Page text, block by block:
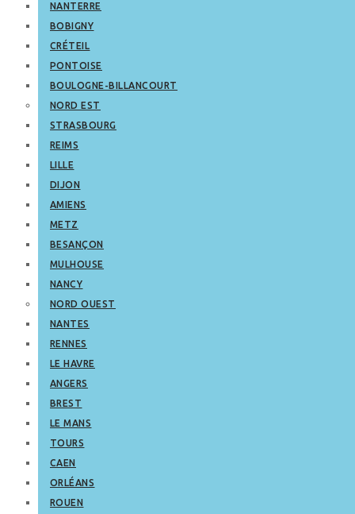
NANTERRE
BOBIGNY
CRÉTEIL
PONTOISE
BOULOGNE-BILLANCOURT
NORD EST
STRASBOURG
REIMS
LILLE
DIJON
AMIENS
METZ
BESANÇON
MULHOUSE
NANCY
NORD OUEST
NANTES
RENNES
LE HAVRE
ANGERS
BREST
LE MANS
TOURS
CAEN
ORLÉANS
ROUEN